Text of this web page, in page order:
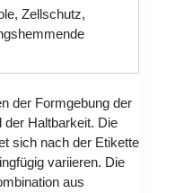
Zellschutz,
der Formgebung der
Haltbarkeit. Die
sich nach der Etikette
variieren. Die
aus